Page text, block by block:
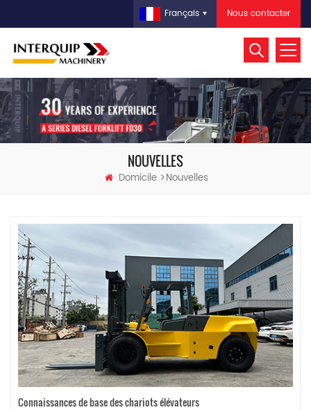
Nous contacter
Français
NOUVELLES
Domicile Nouvelles
Connaissances de base des chariots élévateurs